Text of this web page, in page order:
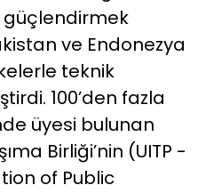
güçlendirmek
ve Endonezya
teknik
100’den fazla
üyesi bulunan
Birliği’nin (UITP -
of Public